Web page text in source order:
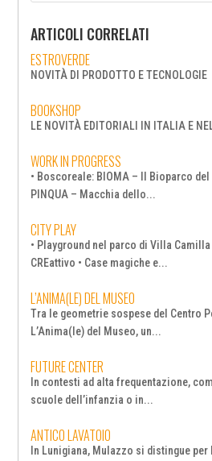
ARTICOLI CORRELATI
ESTROVERDE
NOVITÀ DI PRODOTTO E TECNOLOGIE
BOOKSHOP
LE NOVITÀ EDITORIALI IN ITALIA E
WORK IN PROGRESS
• Boscoreale: BIOMA – Il Bioparco
PINQUA – Macchia dello...
CITY PLAY
• Playground nel parco di Villa
CREattivo • Case magiche e...
L’ANIMA(LE) DEL MUSEO
Tra le geometrie sospese del Centro
L’Anima(le) del Museo, un...
FUTURE CENTER
In contesti ad alta frequentazione,
scuole dell’infanzia o in...
ANTICO LAVATOIO
In Lunigiana, Mulazzo si distingue